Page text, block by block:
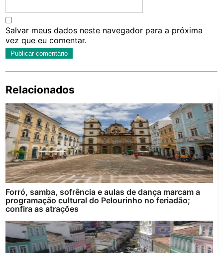
Salvar meus dados neste navegador para a próxima
vez que eu comentar.
Relacionados
Forró, samba, sofrência e aulas de dança marcam a
programação cultural do Pelourinho no feriadão;
confira as atrações